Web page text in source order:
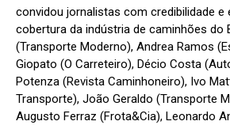
convidou jornalistas com credibilidade e
cobertura da indústria de caminhões do
(Transporte Moderno), Andrea Ramos
Giopato (O Carreteiro), Décio Costa
Potenza (Revista Caminhoneiro), Ivo
Transporte), João Geraldo (Transporte
Augusto Ferraz (Frota&Cia), Leonardo